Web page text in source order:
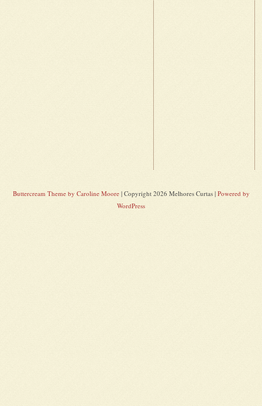
Buttercream Theme by Caroline Moore| Copyright 2026 Melhores Curtas | Powered by
WordPress